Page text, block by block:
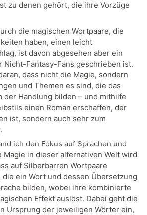
zu denen gehört, die ihre Vorzüge
die magischen Wortpaare, die
haben, einen leicht
ist davon abgesehen aber ein
Nicht-Fantasy-Fans geschrieben ist.
dass nicht die Magie, sondern
und Themen es sind, die das
der Handlung bilden – und mithilfe
einen Roman erschaffen, der
ist, sondern auch sehr zum
ich den Fokus auf Sprachen und
Magie in dieser alternativen Welt wird
auf Silberbarren Wortpaare
ein Wort und dessen Übersetzung
bilden, wobei ihre kombinierte
Effekt auslöst. Dabei geht die
Ursprung der jeweiligen Wörter ein,